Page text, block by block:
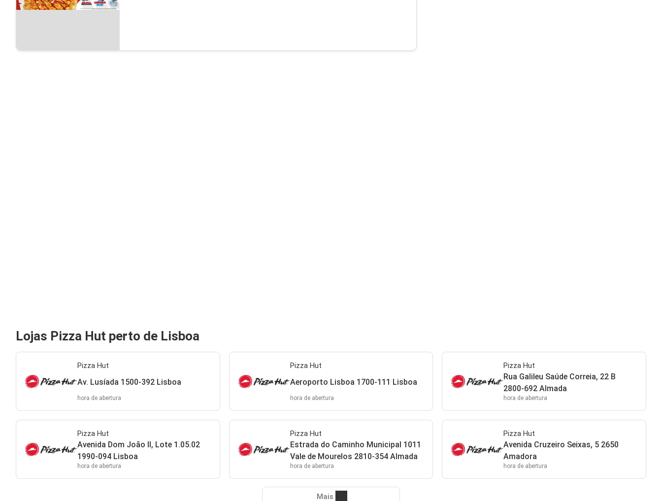
Lojas Pizza Hut perto de Lisboa
Pizza Hut
Av. Lusíada 1500-392 Lisboa
hora de abertura
Pizza Hut
Aeroporto Lisboa 1700-111 Lisboa
hora de abertura
Pizza Hut
Rua Galileu Saúde Correia, 22 B
2800-692 Almada
hora de abertura
Pizza Hut
Avenida Dom João II, Lote 1.05.02
1990-094 Lisboa
hora de abertura
Pizza Hut
Estrada do Caminho Municipal 1011
Vale de Mourelos 2810-354 Almada
hora de abertura
Pizza Hut
Avenida Cruzeiro Seixas, 5 2650
Amadora
hora de abertura
Mais